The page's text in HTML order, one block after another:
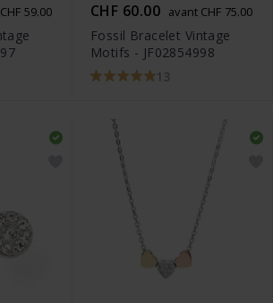
59.00 CHF 60.00 avant CHF 75.00
Fossil Bracelet Vintage
Motifs - JF02854998
13